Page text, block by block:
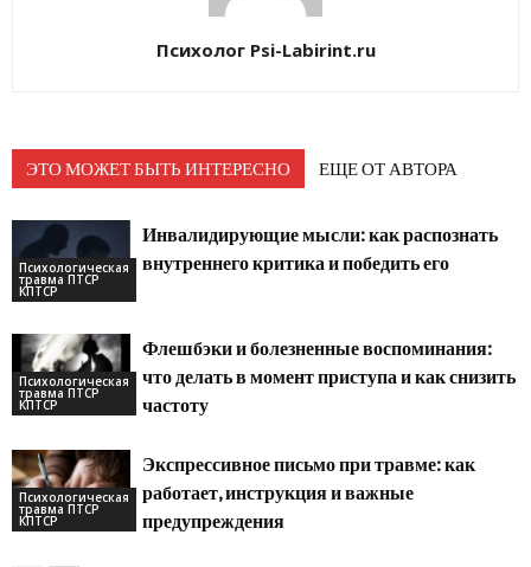
Психолог Psi-Labirint.ru
ЭТО МОЖЕТ БЫТЬ ИНТЕРЕСНО ЕЩЕ ОТ АВТОРА
Психологическая
травма ПТСР
КПТСР
Инвалидирующие мысли: как распознать
внутреннего критика и победить его
Психологическая
травма ПТСР
КПТСР
Флешбэки и болезненные воспоминания:
что делать в момент приступа и как снизить
частоту
Психологическая
травма ПТСР
КПТСР
Экспрессивное письмо при травме: как
работает, инструкция и важные
предупреждения